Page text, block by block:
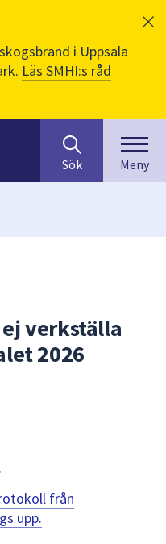
i Uppsala
Läs SMHI:s råd
efter
innehåll
på
sökfältet
kommer
sökförslag
för
att
navigera
Sök Meny
verkställa
2026
från
upp.